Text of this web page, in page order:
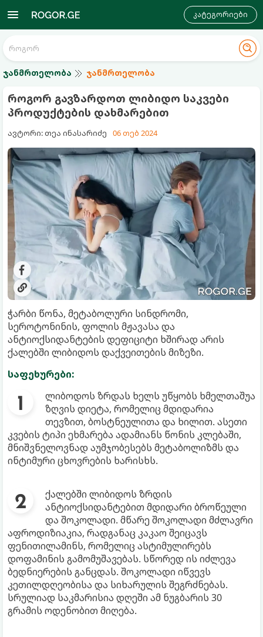
კატეგორიები
ჯანმრთელობა ჯანმრთელობა
როგორ გავზარდოთ ლიბიდო საკვები
პროდუქტების დახმარებით
ავტორი: თეა ინასარიძე 06 თებ 2024
ჭარბი წონა, მეტაბოლური სინდრომი,
სეროტონინის, ფოლის მჟავასა და
ანტიოქსიდანტების დეფიციტი ხშირად არის
ქალებში ლიბიდოს დაქვეითების მიზეზი.
საფეხურები:
ლიბოდოს ზრდას ხელს უწყობს ხმელთაშუა
ზღვის დიეტა, რომელიც მდიდარია
თევზით, ბოსტნეულითა და ხილით. ასეთი
კვების ტიპი ეხმარება ადამიანს წონის კლებაში,
მნიშვნელოვნად აუმჯობესებს მეტაბოლიზმს და
ინტიმური ცხოვრების ხარისხს.
ქალებში ლიბიდოს ზრდის
ანტიოქსიდანტებით მდიდარი ბროწეული
და შოკოლადი. მწარე შოკოლადი მძლავრი
აფროდიზიაკია, რადგანაც კაკაო შეიცავს
ფენითილამინს, რომელიც ასტიმულირებს
დოფამინის გამომუშავებას. სწორედ ის იძლევა
ბედნიერების განცდას. შოკოლადი იწვევს
კეთილდღეობისა და სიხარულის შეგრძნებას.
სრულიად საკმარისია დღეში ამ ნუგბარის 30
გრამის ოდენობით მიღება.